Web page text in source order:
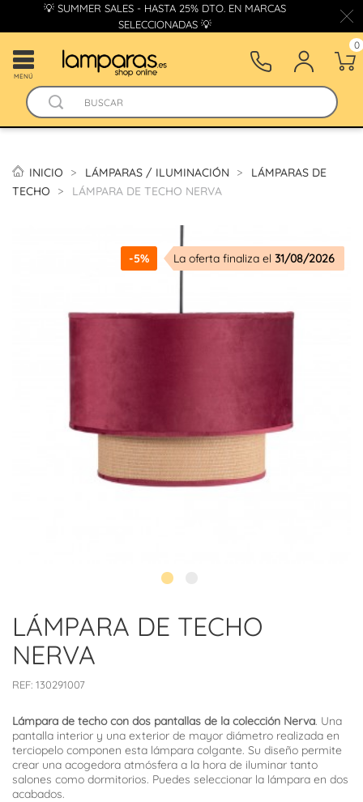
💡 SUMMER SALES - HASTA 25% DTO. EN MARCAS
SELECCIONADAS 💡
MENÚ
0
INICIO LÁMPARAS / ILUMINACIÓN
LÁMPARAS DE
TECHO
LÁMPARA DE TECHO NERVA
-5% La oferta finaliza el 31/08/2026
LÁMPARA DE TECHO
NERVA
REF: 130291007
Lámpara de techo con dos pantallas de la colección Nerva. Una
pantalla interior y una exterior de mayor diámetro realizada en
terciopelo componen esta lámpara colgante. Su diseño permite
crear una acogedora atmósfera a la hora de iluminar tanto
salones como dormitorios. Puedes seleccionar la lámpara en dos
acabados.